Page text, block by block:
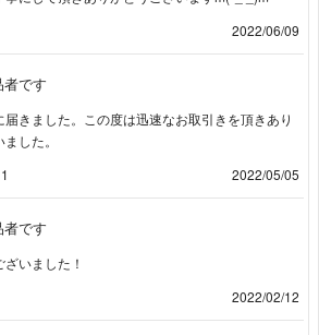
2022/06/09
者です
届きました。この度は迅速なお取引きを頂きあり
した。
2022/05/05
者です
いました！
2022/02/12